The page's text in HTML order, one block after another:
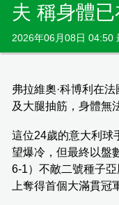
夫 稱身體
2026年06月08日 04:50
弗拉維奧·科博利在
及大腿抽筋，身體無
這位24歲的意大利球
望爆冷，但最終以盤
6-1）不敵二號種子
上奪得首個大滿貫冠